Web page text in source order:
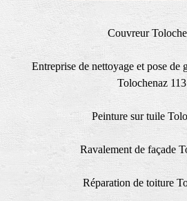
Couvreur
Entreprise de nettoyage et pose de
Tolochenaz
Peinture sur tuile
Ravalement de façade
Réparation de toiture